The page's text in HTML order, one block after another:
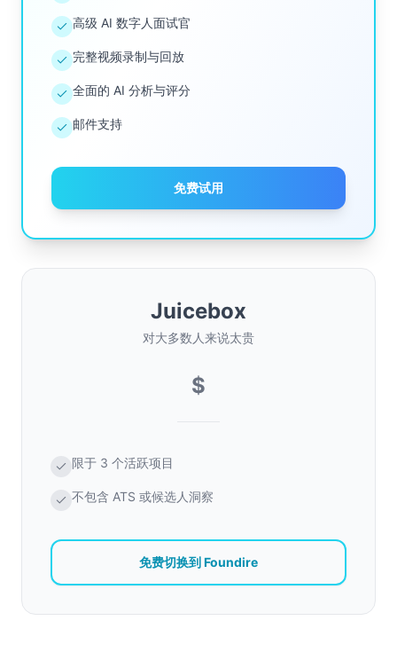
高级 AI 数字人面试官
完整视频录制与回放
全面的 AI 分析与评分
邮件支持
免费试用
Juicebox
对大多数人来说太贵
$
限于 3 个活跃项目
不包含 ATS 或候选人洞察
免费切换到 Foundire